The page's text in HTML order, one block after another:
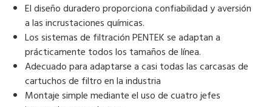
El diseño duradero proporciona confiabilidad y aversión
a las incrustaciones químicas.
Los sistemas de filtración PENTEK se adaptan a
prácticamente todos los tamaños de línea.
Adecuado para adaptarse a casi todas las carcasas de
cartuchos de filtro en la industria
Montaje simple mediante el uso de cuatro jefes